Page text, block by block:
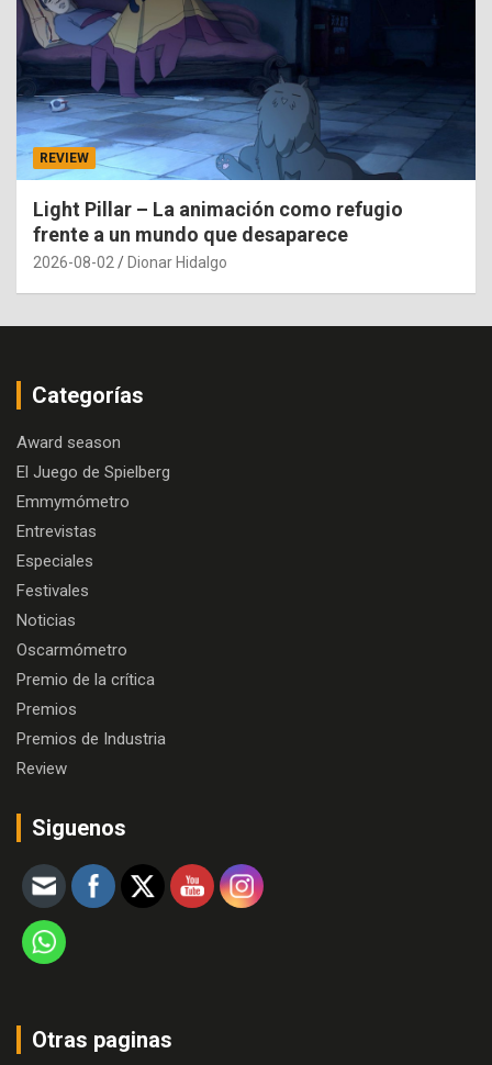
REVIEW
Light Pillar – La animación como refugio
frente a un mundo que desaparece
2026-08-02 Dionar Hidalgo
Categorías
Award season
El Juego de Spielberg
Emmymómetro
Entrevistas
Especiales
Festivales
Noticias
Oscarmómetro
Premio de la crítica
Premios
Premios de Industria
Review
Siguenos
Otras paginas